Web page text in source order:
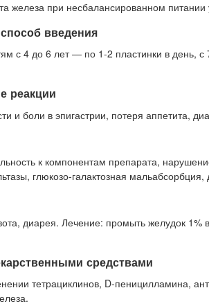
железа при несбалансированном питании
введения
с 4 до 6 лет — по 1-2 пластинки в день,
реакции
и боли в эпигастрии, потеря аппетита,
к компонентам препарата,
глюкозо-галактозная мальабсорбция,
диарея. Лечение: промыть желудок 1%
средствами
тетрациклинов, D-пеницилламина,